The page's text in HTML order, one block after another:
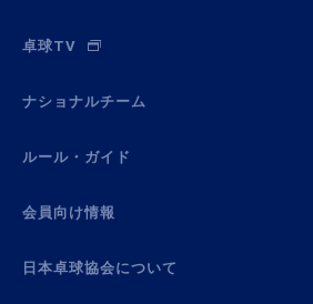
卓球TV
ナショナルチーム
ルール・ガイド
会員向け情報
日本卓球協会について